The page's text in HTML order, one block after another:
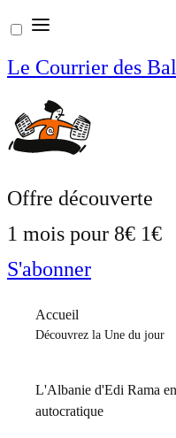
Aller
au
contenu
Le Courrier des
Offre découverte
1 mois pour 8€ 1€
S'abonner
Accueil
Découvrez la Une du jour
L'Albanie d'Edi Rama
autocratique